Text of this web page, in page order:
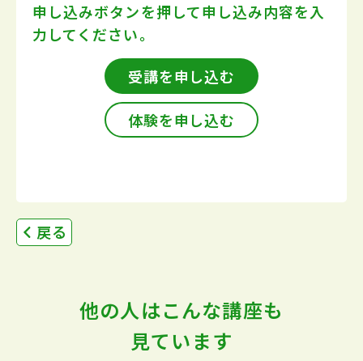
申し込みボタンを押して申し込み内容を入
力してください。
受講を申し込む
体験を申し込む
戻る
他の人はこんな講座も
見ています